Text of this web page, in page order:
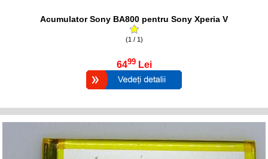
Acumulator Sony BA800 pentru Sony Xperia V
(1 / 1)
6499 Lei